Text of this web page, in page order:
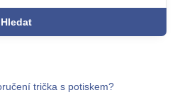
Hledat
trička s potiskem?